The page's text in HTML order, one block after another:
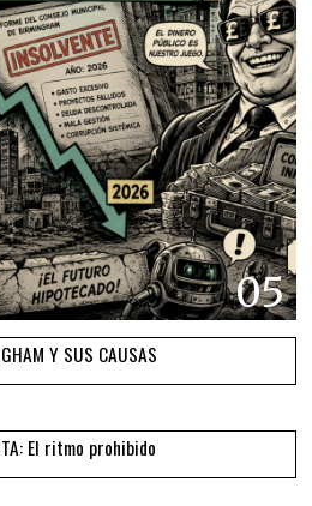
05
Y SUS CAUSAS
06
El ritmo prohibido
07